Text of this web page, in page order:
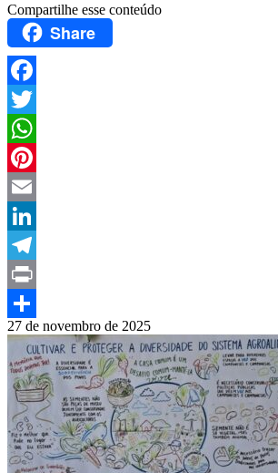
Compartilhe esse conteúdo
Share
Facebook
Twitter
WhatsApp
Pinterest
Email
LinkedIn
Telegram
Print
Compartilhar
27 de novembro de 2025